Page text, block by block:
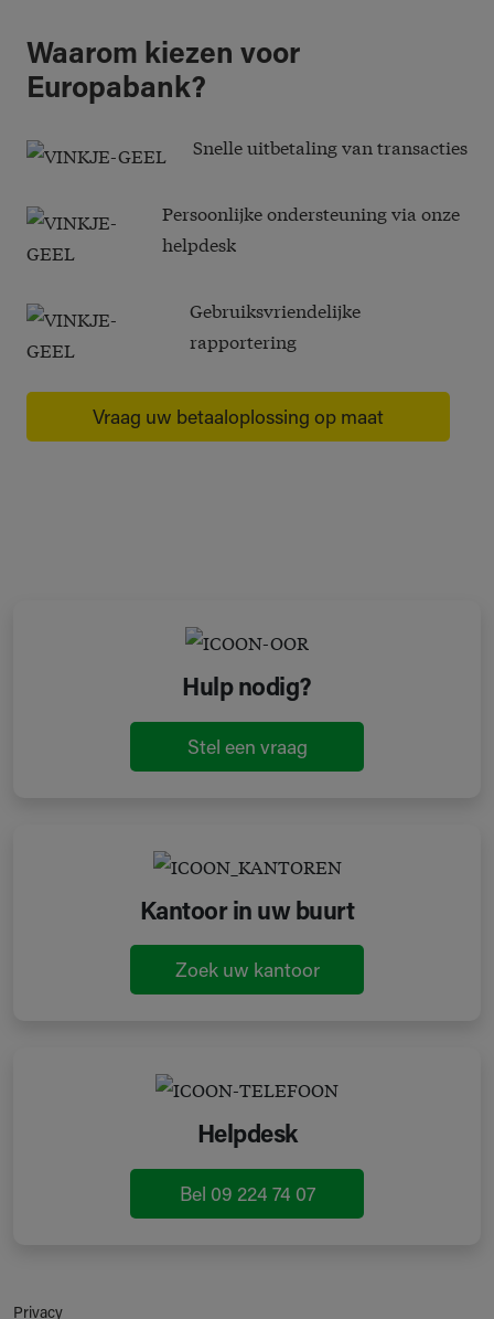
Waarom kiezen voor
Europabank?
Snelle uitbetaling van transacties
Persoonlijke ondersteuning via onze
helpdesk
Gebruiksvriendelijke
rapportering
Vraag uw betaaloplossing op maat
Hulp nodig?
Stel een vraag
Kantoor in uw buurt
Zoek uw kantoor
Helpdesk
Bel 09 224 74 07
Privacy